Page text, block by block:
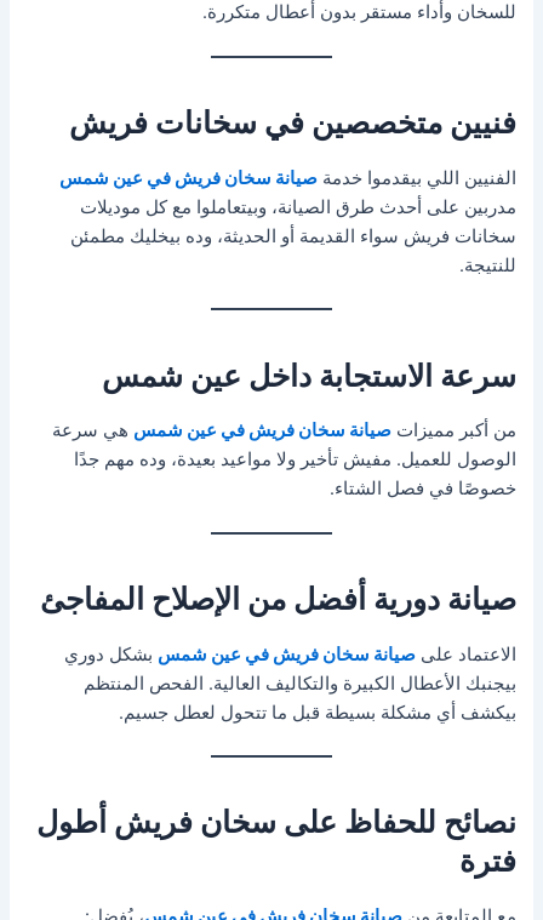
للسخان وأداء مستقر بدون أعطال متكررة.
فنيين متخصصين في سخانات فريش
الفنيين اللي بيقدموا خدمةصيانة سخان فريش في عين شمس
مدربين على أحدث طرق الصيانة، وبيتعاملوا مع كل موديلات
سخانات فريش سواء القديمة أو الحديثة، وده بيخليك مطمئن
للنتيجة.
سرعة الاستجابة داخل عين شمس
من أكبر مميزاتصيانة سخان فريش في عين شمس هي سرعة
الوصول للعميل. مفيش تأخير ولا مواعيد بعيدة، وده مهم جدًا
خصوصًا في فصل الشتاء.
صيانة دورية أفضل من الإصلاح المفاجئ
الاعتماد علىصيانة سخان فريش في عين شمس بشكل دوري
بيجنبك الأعطال الكبيرة والتكاليف العالية. الفحص المنتظم
بيكشف أي مشكلة بسيطة قبل ما تتحول لعطل جسيم.
نصائح للحفاظ على سخان فريش أطول
فترة